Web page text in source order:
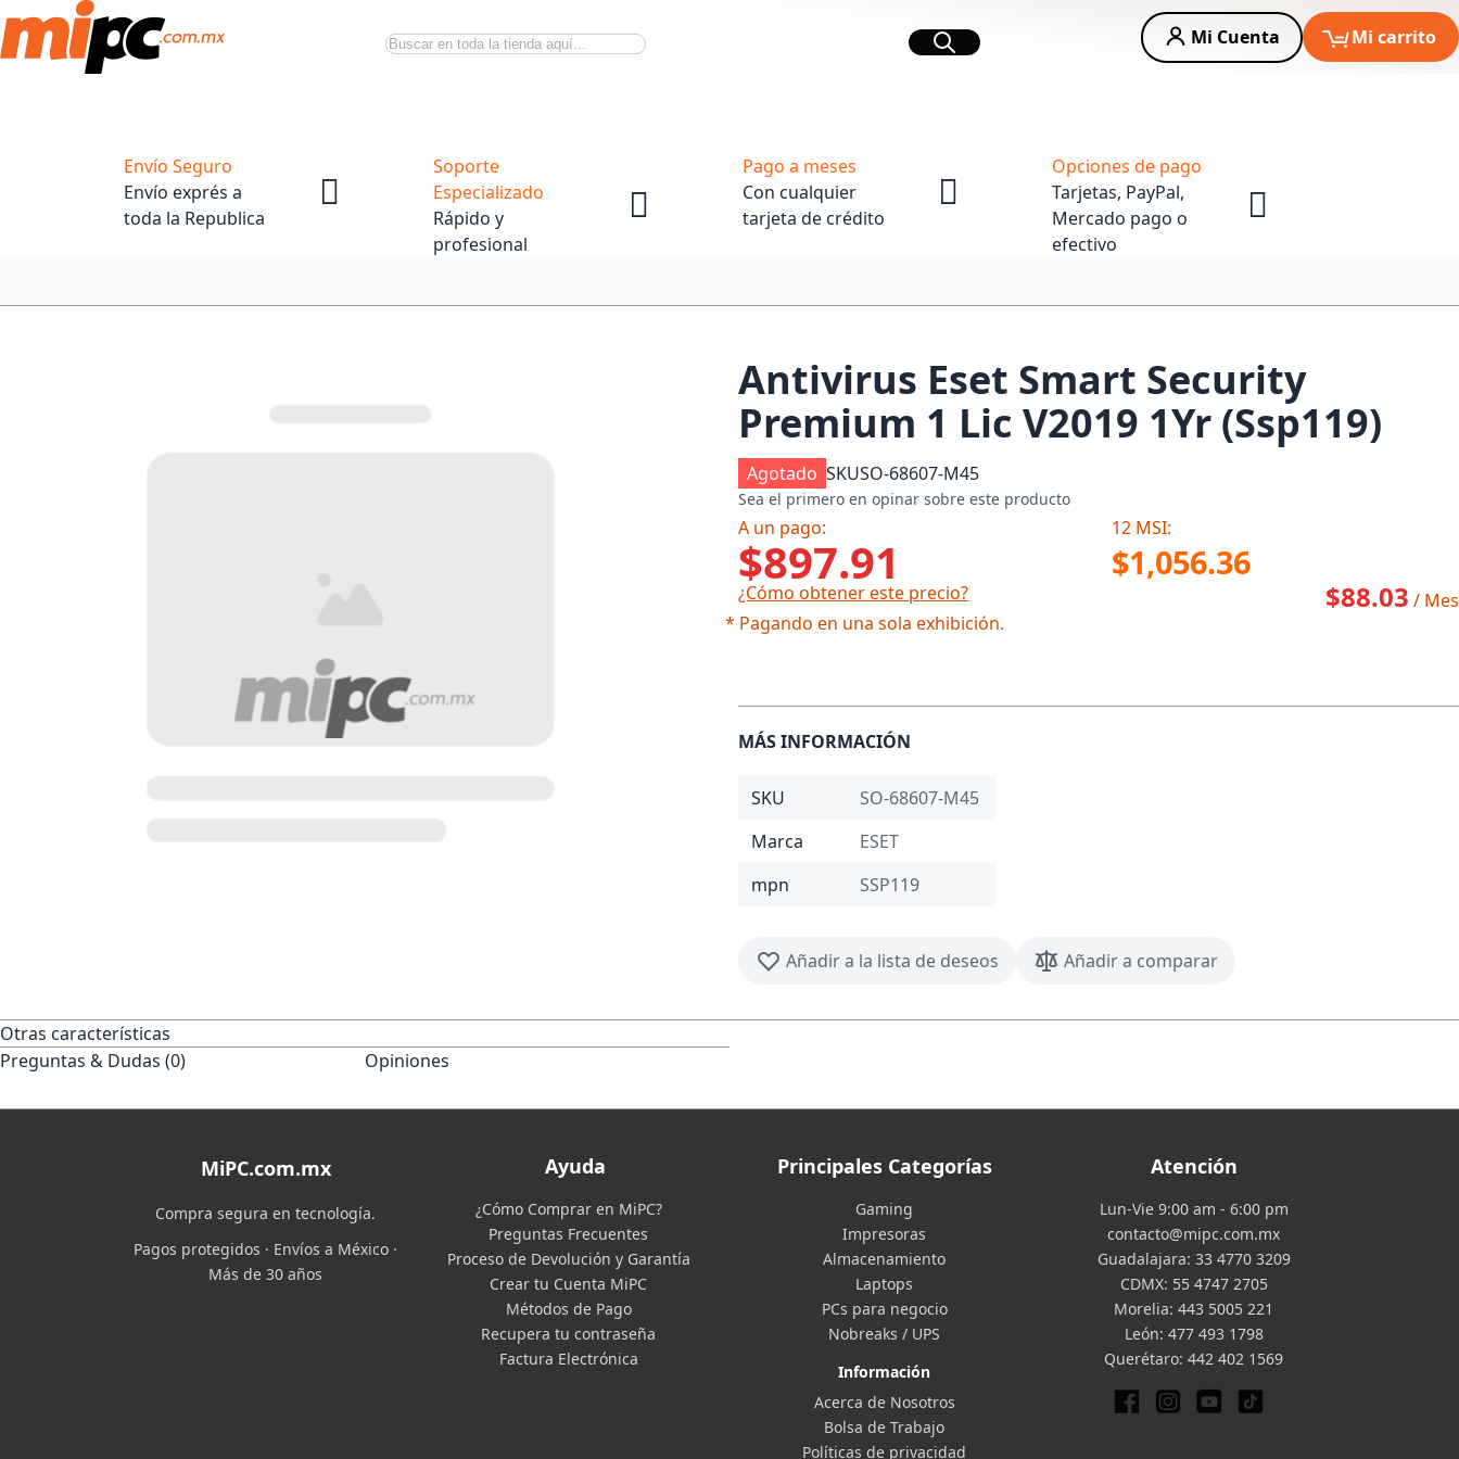
Buscar Buscar
Mi Cuenta Mi carrito
Envío Seguro
Envío exprés a
toda la Republica
Soporte
Especializado
Rápido y
profesional
Pago a meses
Con cualquier
tarjeta de crédito
Opciones de pago
Tarjetas, PayPal,
Mercado pago o
efectivo
Antivirus Eset Smart Security
Premium 1 Lic V2019 1Yr (Ssp119)
Agotado SKUSO-68607-M45
Sea el primero en opinar sobre este producto
A un pago: 12 MSI:
$897.91 $1,056.36
¿Cómo obtener este precio?
* Pagando en una sola exhibición.
$88.03 / Mes
MÁS INFORMACIÓN
SKU
SO-68607-M45
Marca
ESET
mpn
SSP119
Añadir a la lista de deseos Añadir a comparar
Otras características
Preguntas & Dudas (0)
Opiniones
MiPC.com.mx
Compra segura en tecnología.
Pagos protegidos · Envíos a México ·
Más de 30 años
Ayuda
¿Cómo Comprar en MiPC?
Preguntas Frecuentes
Proceso de Devolución y Garantía
Crear tu Cuenta MiPC
Métodos de Pago
Recupera tu contraseña
Factura Electrónica
Principales Categorías
Gaming
Impresoras
Almacenamiento
Laptops
PCs para negocio
Nobreaks / UPS
Información
Acerca de Nosotros
Bolsa de Trabajo
Políticas de privacidad
Atención
Lun-Vie 9:00 am - 6:00 pm
contacto@mipc.com.mx
Guadalajara: 33 4770 3209
CDMX: 55 4747 2705
Morelia: 443 5005 221
León: 477 493 1798
Querétaro: 442 402 1569